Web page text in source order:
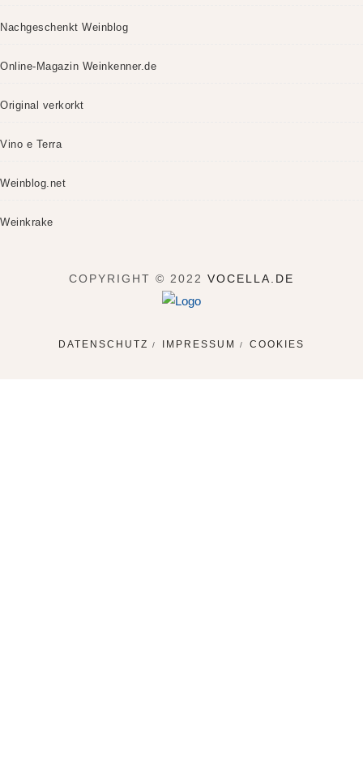
Nachgeschenkt Weinblog
Online-Magazin Weinkenner.de
Original verkorkt
Vino e Terra
Weinblog.net
Weinkrake
COPYRIGHT © 2022 VOCELLA.DE
DATENSCHUTZ IMPRESSUM COOKIES